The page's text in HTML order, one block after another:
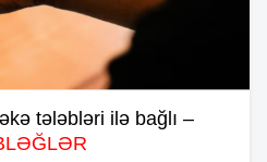
tələbləri ilə bağlı –